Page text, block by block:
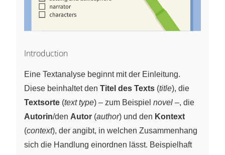
Introduction
Eine Textanalyse beginnt mit der Einleitung.
Diese beinhaltet den Titel des Texts (title), die
Textsorte (text type) – zum Beispiel novel –, die
Autorin/den Autor (author) und den Kontext
(context), der angibt, in welchen Zusammenhang
sich die Handlung einordnen lässt. Beispielhaft